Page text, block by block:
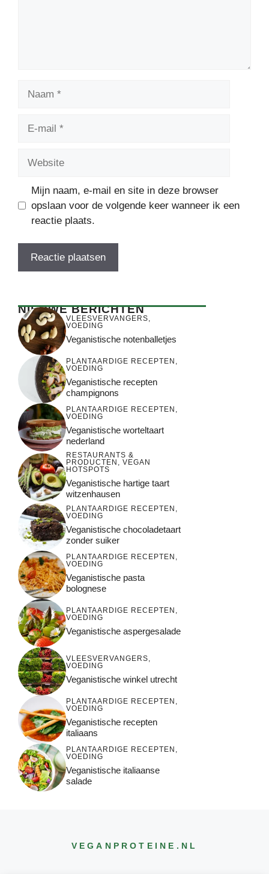
Mijn naam, e-mail en site in deze browser
opslaan voor de volgende keer wanneer ik een
reactie plaats.
NIEUWE BERICHTEN
VLEESVERVANGERS,
VOEDING
Veganistische notenballetjes
PLANTAARDIGE RECEPTEN ,
VOEDING
Veganistische recepten
champignons
PLANTAARDIGE RECEPTEN ,
VOEDING
Veganistische worteltaart
nederland
RESTAURANTS &
PRODUCTEN , VEGAN
HOTSPOTS
Veganistische hartige taart
witzenhausen
PLANTAARDIGE RECEPTEN ,
VOEDING
Veganistische chocoladetaart
zonder suiker
PLANTAARDIGE RECEPTEN ,
VOEDING
Veganistische pasta
bolognese
PLANTAARDIGE RECEPTEN ,
VOEDING
Veganistische aspergesalade
VLEESVERVANGERS,
VOEDING
Veganistische winkel utrecht
PLANTAARDIGE RECEPTEN ,
VOEDING
Veganistische recepten
italiaans
PLANTAARDIGE RECEPTEN ,
VOEDING
Veganistische italiaanse
salade
VEGANPROTEINE .NL